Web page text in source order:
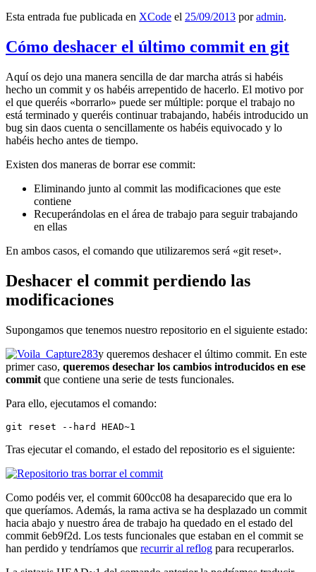
Esta entrada fue publicada en XCode el 25/09/2013 poradmin.
Cómo deshacer el último commit en git
Aquí os dejo una manera sencilla de dar marcha atrás si habéis
hecho un commit y os habéis arrepentido de hacerlo. El motivo por
el que queréis «borrarlo» puede ser múltiple: porque el trabajo no
está terminado y queréis continuar trabajando, habéis introducido un
bug sin daos cuenta o sencillamente os habéis equivocado y lo
habéis hecho antes de tiempo.
Existen dos maneras de borrar ese commit:
Eliminando junto al commit las modificaciones que este
contiene
Recuperándolas en el área de trabajo para seguir trabajando
en ellas
En ambos casos, el comando que utilizaremos será «git reset».
Deshacer el commit perdiendo las
modificaciones
Supongamos que tenemos nuestro repositorio en el siguiente estado:
y queremos deshacer el último commit. En este
primer caso, queremos desechar los cambios introducidos en ese
commit que contiene una serie de tests funcionales.
Para ello, ejecutamos el comando:
git reset --hard HEAD~1
Tras ejecutar el comando, el estado del repositorio es el siguiente:
Como podéis ver, el commit 600cc08 ha desaparecido que era lo
que queríamos. Además, la rama activa se ha desplazado un commit
hacia abajo y nuestro área de trabajo ha quedado en el estado del
commit 6eb9f2d. Los tests funcionales que estaban en el commit se
han perdido y tendríamos que recurrir al reflog para recuperarlos.